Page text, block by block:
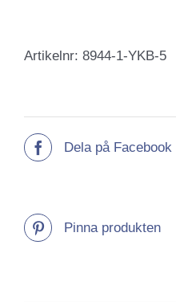
Artikelnr: 8944-1-YKB-5
Dela på Facebook
Pinna produkten